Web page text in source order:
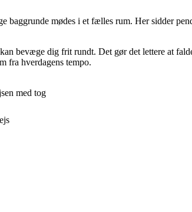
baggrunde mødes i et fælles rum. Her sidder
bevæge dig frit rundt. Det gør det lettere at
fra hverdagens tempo.
med tog